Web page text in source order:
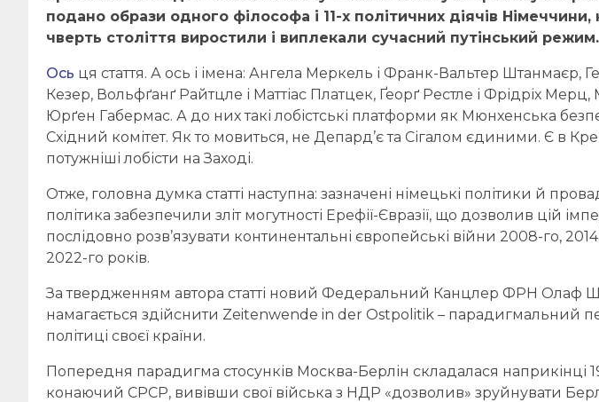
подано образи одного філософа і 11-х політичних діячів Німеччини,
чверть століття виростили і виплекали сучасний путінський режим.
Ось ця стаття. А ось і імена: Ангела Меркель і Франк-Вальтер Штанмаєр,
Кезер, Вольфґанґ Райтцле і Маттіас Платцек, Ґеорґ Рестле і Фрідріх Мерц,
Юрґен Габермас. А до них такі лобістські платформи як Мюнхенська
Східний комітет. Як то мовиться, не Депард’є та Сігалом єдиними. Є в
потужніші лобісти на Заході.
Отже, головна думка статті наступна: зазначені німецькі політики й
політика забезпечили зліт могутності Ерефії-Євразії, що дозволив цій
послідовно розв’язувати континентальні європейські війни 2008-го,
2022-го років.
За твердженням автора статті новий Федеральний Канцлер ФРН Олаф
намагається здійснити Zeitenwende in der Ostpolitik – парадигмальний
політиці своєї країни.
Попередня парадигма стосунків Москва-Берлін складалася наприкінці
конаючий СРСР, вивівши свої війська з НДР «дозволив» зруйнувати